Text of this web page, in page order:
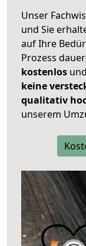
Unser
und Sie
auf Ihre
Prozess
kostenlos und
keine
qualitativ
unserem